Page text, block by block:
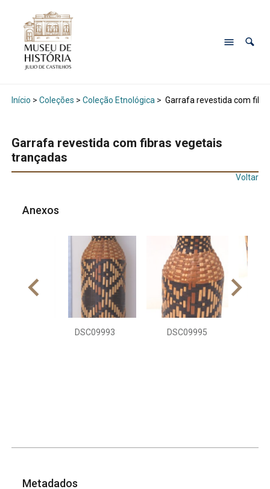
Início > Coleções > Coleção Etnológica > Garrafa revestida com
Garrafa revestida com fibras vegetais
trançadas
Voltar
Anexos
DSC09993 DSC09995
Metadados